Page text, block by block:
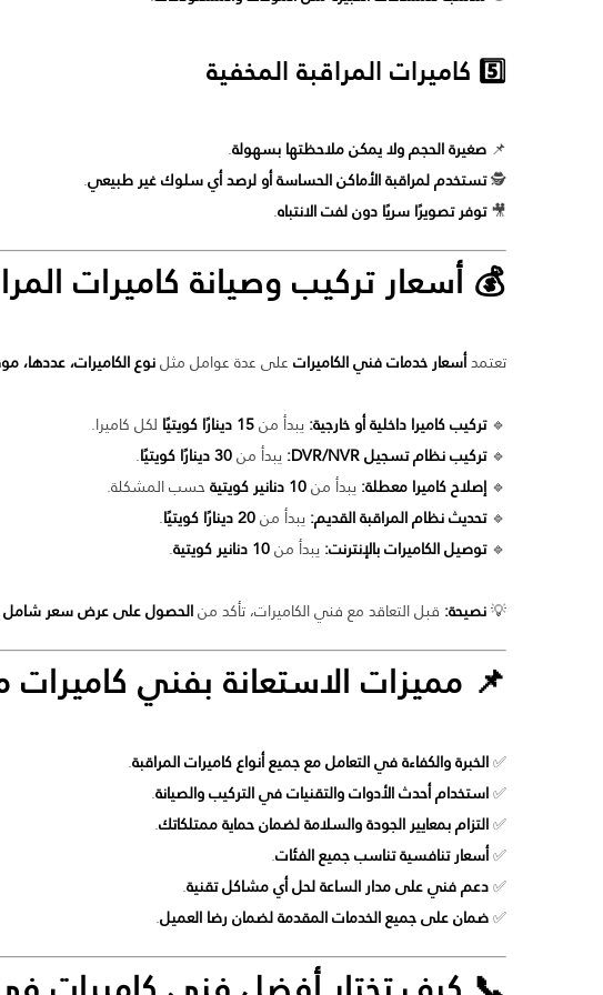
5️⃣ كاميرات المراقبة المخفية
📌 صغيرة الحجم ولا يمكن ملاحظتها بسهولة.
🕵️تستخدم لمراقبة الأماكن الحساسة أو لرصد أي سلوك غير طبيعي.
🎥توفر تصويرًا سريًا دون لفت الانتباه.
💰 أسعار تركيب وصيانة كاميرات
تعتمدأسعار خدمات فني الكاميراتعلى عدة عوامل مثلنوع الكاميرات، عددها،
🔹تركيب كاميرا داخلية أو خارجية:يبدأ من15 دينارًا كويتيًا
لكل كاميرا.
🔹تركيب نظام تسجيل DVR/NVR: يبدأ من30 دينارًا كويتيًا
.
🔹 إصلاح كاميرا معطلة:يبدأ من10 دنانير كويتية
حسب المشكلة.
🔹تحديث نظام المراقبة القديم:يبدأ من20 دينارًا كويتيًا
.
🔹توصيل الكاميرات بالإنترنت:يبدأ من10 دنانير كويتية .
💡نصيحة: قبل التعاقد مع فني الكاميرات، تأكد منالحصول على عرض سعر شامل
📌 مميزات الاستعانة بفني كاميرات
✅الخبرة والكفاءة في التعامل مع جميع أنواع كاميرات المراقبة.
✅استخدام أحدث الأدوات والتقنيات في التركيب والصيانة.
✅التزام بمعايير الجودة والسلامة لضمان حماية ممتلكاتك.
✅أسعار تنافسية تناسب جميع الفئات.
✅دعم فني على مدار الساعة لحل أي مشاكل تقنية.
✅ضمان على جميع الخدمات المقدمة لضمان رضا العميل.